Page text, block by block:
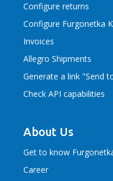
Configure returns
Configure Furgonetka
Invoices
Allegro Shipments
Generate a link "Send
Check API capabilities
About Us
Get to know
Career